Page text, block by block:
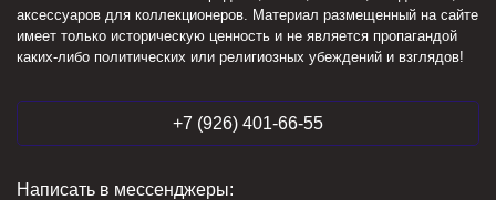
аксессуаров для коллекционеров. Материал размещенный на сайте
имеет только историческую ценность и не является пропагандой
каких-либо политических или религиозных убеждений и взглядов!
+7 (926) 401-66-55
Написать в мессенджеры: